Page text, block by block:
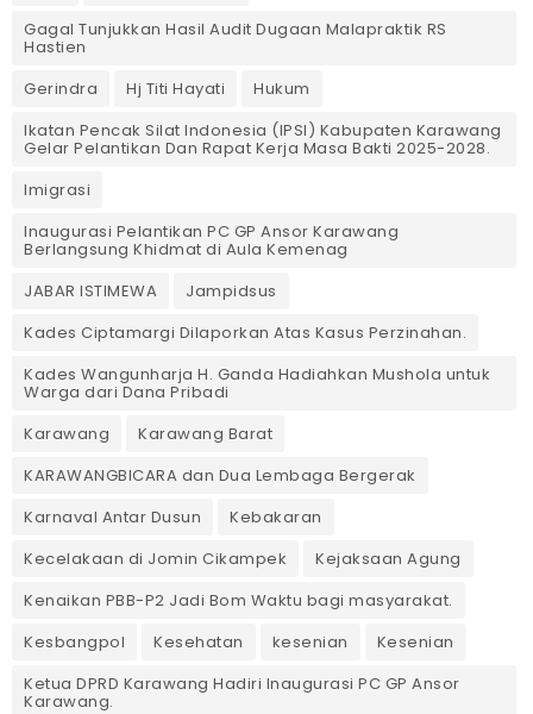
Gagal Tunjukkan Hasil Audit Dugaan Malapraktik RS
Hastien
Gerindra
Hj Titi Hayati
Hukum
Ikatan Pencak Silat Indonesia (IPSI) Kabupaten Karawang
Gelar Pelantikan Dan Rapat Kerja Masa Bakti 2025-2028.
Imigrasi
Inaugurasi Pelantikan PC GP Ansor Karawang
Berlangsung Khidmat di Aula Kemenag
JABAR ISTIMEWA
Jampidsus
Kades Ciptamargi Dilaporkan Atas Kasus Perzinahan.
Kades Wangunharja H. Ganda Hadiahkan Mushola untuk
Warga dari Dana Pribadi ‎
Karawang
Karawang Barat
KARAWANGBICARA dan Dua Lembaga Bergerak
Karnaval Antar Dusun
Kebakaran
Kecelakaan di Jomin Cikampek
Kejaksaan Agung
Kenaikan PBB-P2 Jadi Bom Waktu bagi masyarakat.
Kesbangpol
Kesehatan kesenian
Kesenian
Ketua DPRD Karawang Hadiri Inaugurasi PC GP Ansor
Karawang.